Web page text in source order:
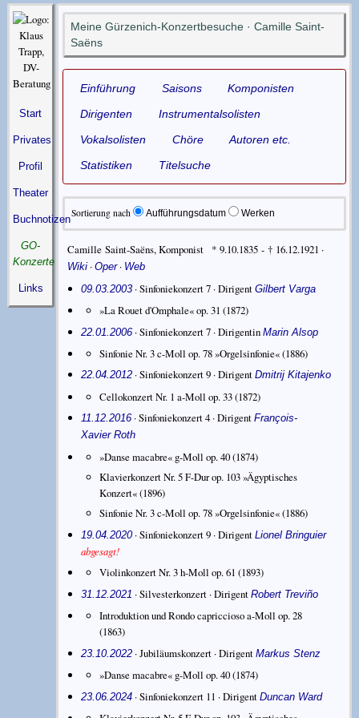
Start
Privates
Profil
Theater
Buchnotizen
GO-
Konzerte
Links
Meine Gürzenich-Konzertbesuche · Camille Saint-
Saëns
Einführung Saisons
Komponisten
Dirigenten
Instrumentalsolisten
Vokalsolisten
Chöre
Autoren etc.
Statistiken
Titelsuche
Sortierung nach Aufführungsdatum Werken
Camille Saint-Saëns,Komponist * 9.10.1835 - † 16.12.1921 ·
Wiki ·Oper· Web
09.03.2003 · Sinfoniekonzert 7 ·Dirigent Gilbert Varga
»La Rouet d'Omphale« op. 31 (1872)
22.01.2006 · Sinfoniekonzert 7 ·Dirigentin Marin Alsop
Sinfonie Nr. 3 c-Moll op. 78 »Orgelsinfonie«(1886)
22.04.2012 · Sinfoniekonzert 9 ·Dirigent Dmitrij Kitajenko
Cellokonzert Nr. 1 a-Moll op. 33(1872)
11.12.2016 · Sinfoniekonzert 4 ·Dirigent François-
Xavier Roth
»Danse macabre« g-Moll op. 40(1874)
Klavierkonzert Nr. 5 F-Dur op. 103 »Ägyptisches
Konzert«(1896)
Sinfonie Nr. 3 c-Moll op. 78 »Orgelsinfonie«(1886)
19.04.2020· Sinfoniekonzert 9 ·Dirigent Lionel Bringuier
abgesagt!
Violinkonzert Nr. 3 h-Moll op. 61 (1893)
31.12.2021 · Silvesterkonzert ·Dirigent Robert Treviño
Introduktion und Rondo capriccioso a-Moll op. 28
(1863)
23.10.2022 · Jubiläumskonzert ·Dirigent Markus Stenz
»Danse macabre« g-Moll op. 40(1874)
23.06.2024 · Sinfoniekonzert 11 ·Dirigent Duncan Ward